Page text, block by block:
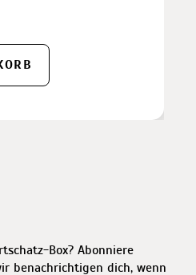
Box? Abonniere
benachrichtigen dich, wenn